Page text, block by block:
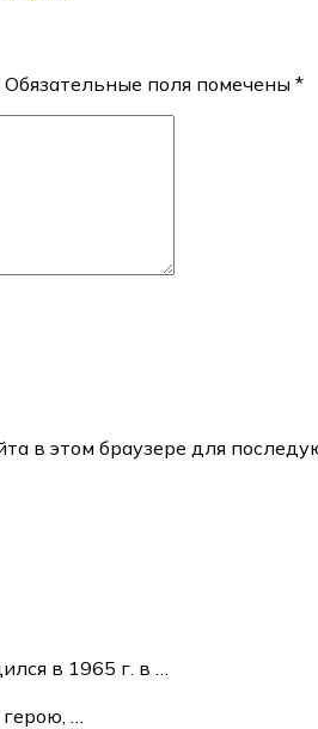
Обязательные поля помечены *
в этом браузере для
в 1965 г. в